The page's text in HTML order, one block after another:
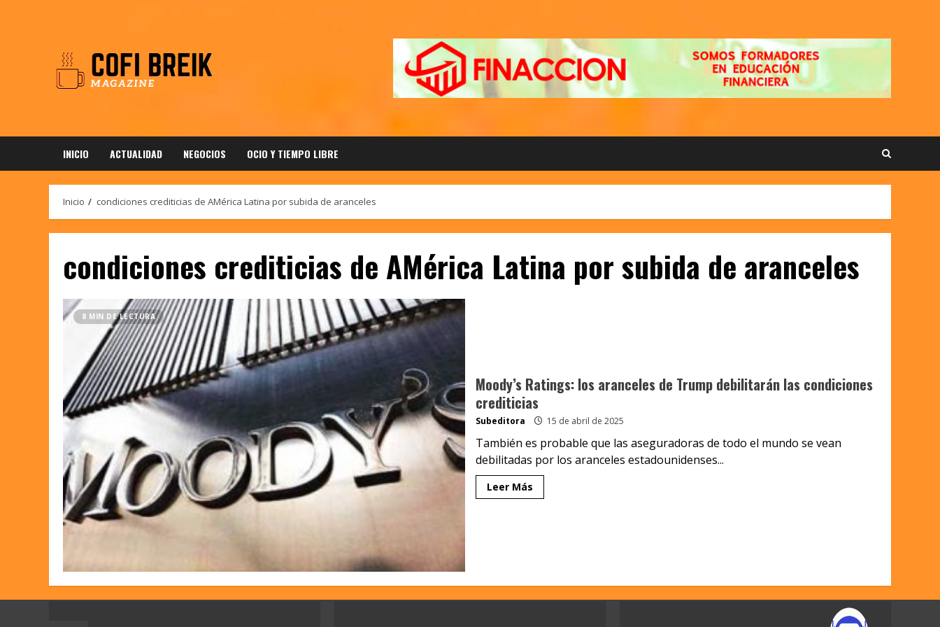
INICIO ACTUALIDAD NEGOCIOS OCIO Y TIEMPO LIBRE
Inicio condiciones crediticias de AMérica Latina por subida de aranceles
condiciones crediticias de AMérica Latina por subida de aranceles
8 MIN DE LECTURA
Moody’s Ratings: los aranceles de Trump debilitarán las condiciones
crediticias
Subeditora 15 de abril de 2025
También es probable que las aseguradoras de todo el mundo se vean
debilitadas por los aranceles estadounidenses...
Leer Más